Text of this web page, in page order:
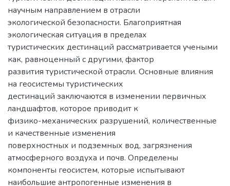
научным направлением в отрасли
экологической безопасности. Благоприятная
экологическая ситуация в пределах
туристических дестинаций рассматривается учеными
как, равноценный с другими, фактор
развития туристической отрасли. Основные влияния
на геосистемы туристических
дестинаций заключаются в изменении первичных
ландшафтов, которое приводит к
физико-механических разрушений, количественные
и качественные изменения
поверхностных и подземных вод, загрязнения
атмосферного воздуха и почв. Определены
компоненты геосистем, которые испытывают
наибольшие антропогенные изменения в